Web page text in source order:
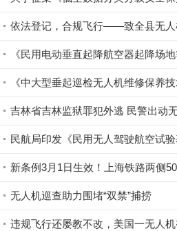
依法登记，合规飞行——致全县无人
吉林省吉林监狱罪犯外逃 民警出动
民航局印发《民用无人驾驶航空试
无人机巡查助力围堵“双禁”捕捞